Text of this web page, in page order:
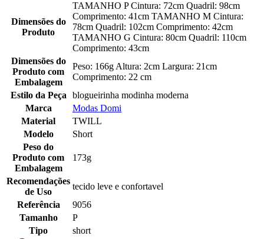
Dimensões do
Produto
TAMANHO P Cintura: 72cm Quadril: 98cm
Comprimento: 41cm TAMANHO M Cintura:
78cm Quadril: 102cm Comprimento: 42cm
TAMANHO G Cintura: 80cm Quadril: 110cm
Comprimento: 43cm
Dimensões do
Produto com
Embalagem
Peso: 166g Altura: 2cm Largura: 21cm
Comprimento: 22 cm
Estilo da Peça
blogueirinha modinha moderna
Marca
Modas Domi
Material
TWILL
Modelo
Short
Peso do
Produto com
Embalagem
173g
Recomendações
de Uso
tecido leve e confortavel
Referência
9056
Tamanho
P
Tipo
short